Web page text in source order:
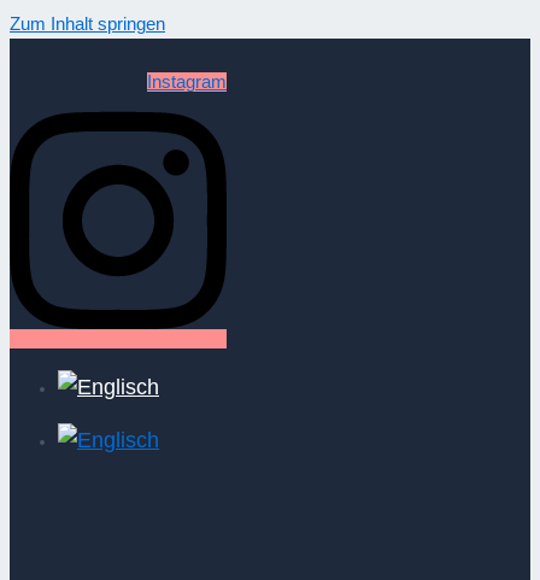
Zum Inhalt springen
Instagram